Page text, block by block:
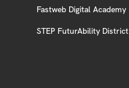
Fastweb Digital Academy
STEP FuturAbility District